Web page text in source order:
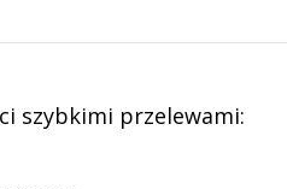
szybkimi przelewami: